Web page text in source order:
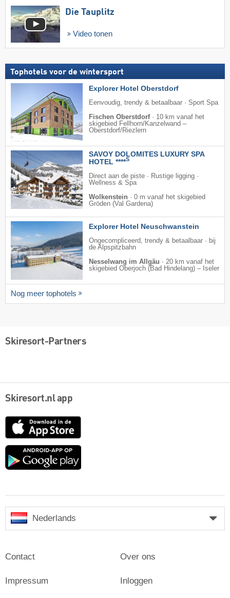
Die Tauplitz
Video tonen
Tophotels voor de wintersport
Explorer Hotel Oberstdorf
Eenvoudig, trendy & betaalbaar · Sport Spa
Fischen Oberstdorf· 10 km vanaf het
skigebied Fellhorn/​Kanzelwand –
Oberstdorf/​Riezlern
SAVOY DOLOMITES LUXURY SPA
HOTEL ****S
Direct aan de piste · Rustige ligging ·
Wellness & Spa
Wolkenstein · 0 m vanaf het skigebied
Gröden (Val Gardena)
Explorer Hotel Neuschwanstein
Ongecompliceerd, trendy & betaalbaar · bij
de Alpspitzbahn
Nesselwang im Allgäu · 20 km vanaf het
skigebied Oberjoch (Bad Hindelang) – Iseler
Nog meer tophotels
Skiresort-Partners
Skiresort.nl app
App
Google
Nederlands
Contact
Impressum
Over ons
Inloggen